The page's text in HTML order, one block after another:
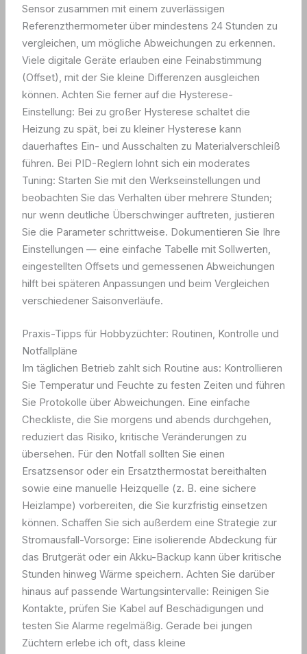
Sensor zusammen mit einem zuverlässigen
Referenzthermometer über mindestens 24 Stunden zu
vergleichen, um mögliche Abweichungen zu erkennen.
Viele digitale Geräte erlauben eine Feinabstimmung
(Offset), mit der Sie kleine Differenzen ausgleichen
können. Achten Sie ferner auf die Hysterese-
Einstellung: Bei zu großer Hysterese schaltet die
Heizung zu spät, bei zu kleiner Hysterese kann
dauerhaftes Ein- und Ausschalten zu Materialverschleiß
führen. Bei PID-Reglern lohnt sich ein moderates
Tuning: Starten Sie mit den Werkseinstellungen und
beobachten Sie das Verhalten über mehrere Stunden;
nur wenn deutliche Überschwinger auftreten, justieren
Sie die Parameter schrittweise. Dokumentieren Sie Ihre
Einstellungen — eine einfache Tabelle mit Sollwerten,
eingestellten Offsets und gemessenen Abweichungen
hilft bei späteren Anpassungen und beim Vergleichen
verschiedener Saisonverläufe.
Praxis-Tipps für Hobbyzüchter: Routinen, Kontrolle und
Notfallpläne
Im täglichen Betrieb zahlt sich Routine aus: Kontrollieren
Sie Temperatur und Feuchte zu festen Zeiten und führen
Sie Protokolle über Abweichungen. Eine einfache
Checkliste, die Sie morgens und abends durchgehen,
reduziert das Risiko, kritische Veränderungen zu
übersehen. Für den Notfall sollten Sie einen
Ersatzsensor oder ein Ersatzthermostat bereithalten
sowie eine manuelle Heizquelle (z. B. eine sichere
Heizlampe) vorbereiten, die Sie kurzfristig einsetzen
können. Schaffen Sie sich außerdem eine Strategie zur
Stromausfall-Vorsorge: Eine isolierende Abdeckung für
das Brutgerät oder ein Akku-Backup kann über kritische
Stunden hinweg Wärme speichern. Achten Sie darüber
hinaus auf passende Wartungsintervalle: Reinigen Sie
Kontakte, prüfen Sie Kabel auf Beschädigungen und
testen Sie Alarme regelmäßig. Gerade bei jungen
Züchtern erlebe ich oft, dass kleine